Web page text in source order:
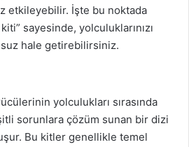
etkileyebilir. İşte bu noktada
sayesinde, yolculuklarınızı
hale getirebilirsiniz.
yolculukları sırasında
sorunlara çözüm sunan bir dizi
Bu kitler genellikle temel